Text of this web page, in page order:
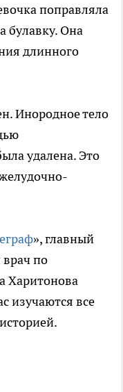
поправляла
булавку. Она
длинного
Инородное тело
удалена. Это
», главный
по
Харитонова
изучаются все